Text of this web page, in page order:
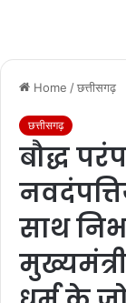
Home /छत्तीसगढ़
छत्तीसगढ़
बौद्ध
साथ